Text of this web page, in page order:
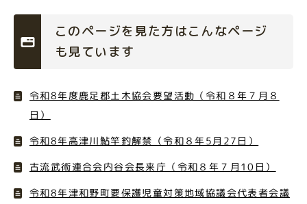
このページを見た方はこんなページ
も見ています
令和8年度鹿足郡土木協会要望活動（令和８年７月８
日）
令和8年高津川鮎竿釣解禁（令和８年5月27日）
古流武術連合会内谷会長来庁（令和８年７月10日）
令和8年津和野町要保護児童対策地域協議会代表者会議